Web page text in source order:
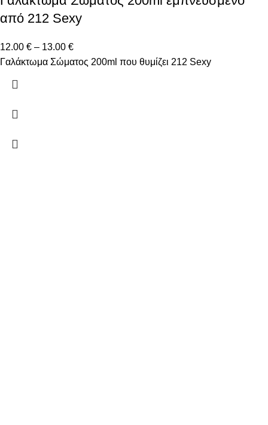
από 212 Sexy
12.00 € – 13.00 €
Γαλάκτωμα Σώματος 200ml που θυμίζει 212 Sexy